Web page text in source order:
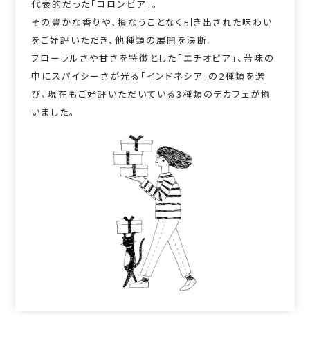
代表的だった「コロンビア」。
その豊かな香りや、損なうことなく引き出された味わい
をご好評いただき、他種類の展開を決断。
フローラルさや甘さを特徴とした「エチオピア」、苦味の
中にスパイシーさが光る「インドネシア」の2種類を選
び、現在もご好評いただいている3種類のデカフェが揃
いました。